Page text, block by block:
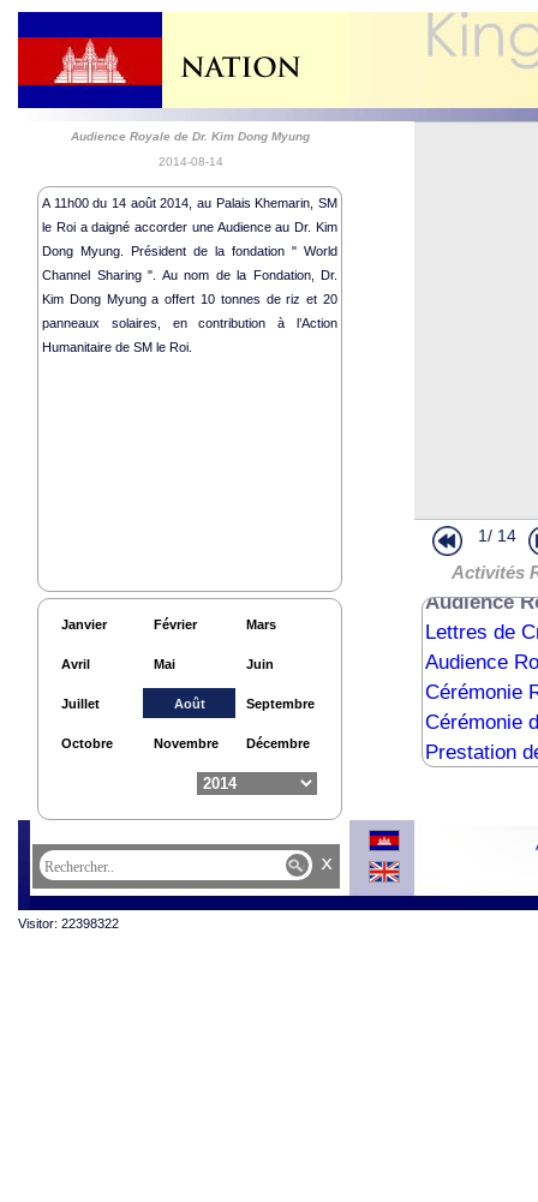
Audience Royale de Dr. Kim Dong Myung
2014-08-14
A 11h00 du 14 août 2014, au Palais Khemarin, SM
le Roi a daigné accorder une Audience au Dr. Kim
Dong Myung. Président de la fondation " World
Channel Sharing ". Au nom de la Fondation, Dr.
Kim Dong Myung a offert 10 tonnes de riz et 20
panneaux solaires, en contribution à l’Action
Humanitaire de SM le Roi.
Janvier Février Mars
Avril Mai Juin
Juillet Août Septembre
Octobre Novembre Décembre
1/ 14
Activités
Activités
Activités
Audience
Lettres de
Audience
Cérémonie
Cérémonie
Prestation
x
Visitor: 22398322